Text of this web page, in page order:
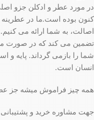
در مورد عطر و ادکلن جزو
کنون بوده است.ما در
اصالت، به شما ارائه می
تضمین می کند که در صورت
شما را بازمی گرداند. پایه و
انسان است.
همه چیز فراموش میشه جز
جهت مشاوره خرید و